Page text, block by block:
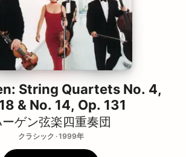
String Quartets No. 4,
& No. 14, Op. 131
ゲン弦楽四重奏団
クラシック · 1999年